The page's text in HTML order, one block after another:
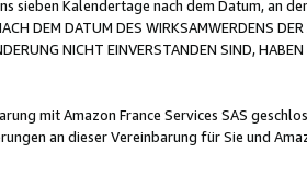
sieben Kalendertage nach dem Datum, an
DEM DATUM DES WIRKSAMWERDENS
NICHT EINVERSTANDEN SIND,
mit Amazon France Services SAS
an dieser Vereinbarung für Sie und